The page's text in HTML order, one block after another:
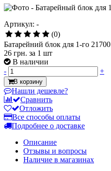
Артикул: -
(0)
Батарейний блок для 1-го 21700
26 грн. за 1 шт
В наличии
-
+
В корзину
Нашли дешевле?
Сравнить
Отложить
Все способы оплаты
Подробнее о доставке
Описание
Отзывы и вопросы
Наличие в магазинах